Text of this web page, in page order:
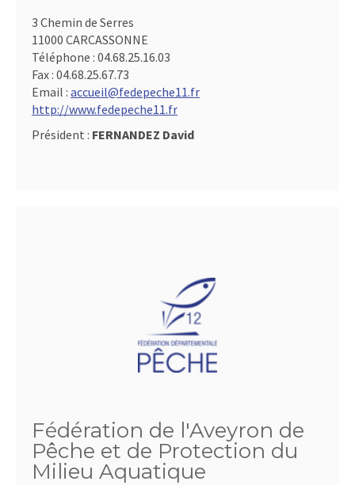
3 Chemin de Serres
11000 CARCASSONNE
Téléphone : 04.68.25.16.03
Fax : 04.68.25.67.73
Email : accueil@fedepeche11.fr
http://www.fedepeche11.fr
Président : FERNANDEZ David
Fédération de l'Aveyron de
Pêche et de Protection du
Milieu Aquatique